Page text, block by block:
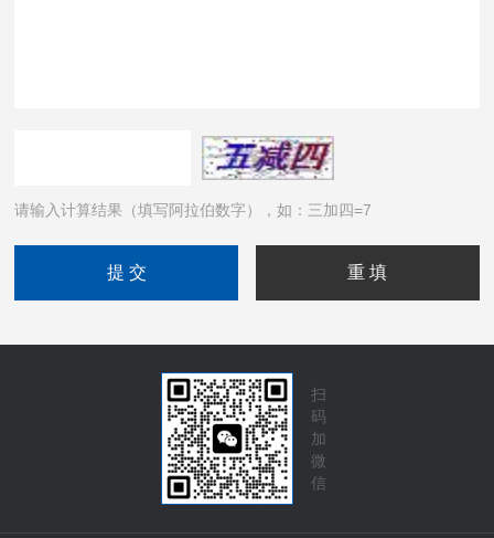
请输入计算结果（填写阿拉伯数字），如：三加四=7
扫
码
加
微
信